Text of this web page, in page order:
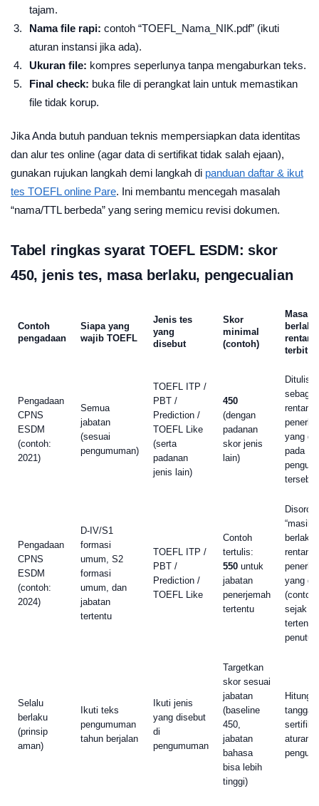
tajam.
Nama file rapi: contoh “TOEFL_Nama_NIK.pdf” (ikuti
aturan instansi jika ada).
Ukuran file: kompres seperlunya tanpa mengaburkan teks.
Final check: buka file di perangkat lain untuk memastikan
file tidak korup.
Jika Anda butuh panduan teknis mempersiapkan data identitas
dan alur tes online (agar data di sertifikat tidak salah ejaan),
gunakan rujukan langkah demi langkah di panduan daftar & ikut
tes TOEFL online Pare. Ini membantu mencegah masalah
“nama/TTL berbeda” yang sering memicu revisi dokumen.
Tabel ringkas syarat TOEFL ESDM: skor
450, jenis tes, masa berlaku, pengecualian
Contoh
pengadaan
Siapa yang
wajib TOEFL
Jenis tes
yang
disebut
Skor
minimal
(contoh)
Masa
rentang
terbit
Pengadaan
CPNS
ESDM
(contoh:
2021)
Semua
jabatan
(sesuai
pengumuman)
TOEFL ITP /
PBT /
Prediction /
TOEFL Like
(serta
padanan
jenis lain)
450
(dengan
padanan
skor jenis
lain)
Ditulis
sebagai
rentang
yang
pada
tersebut
Pengadaan
CPNS
ESDM
(contoh:
2024)
D-IV/S1
formasi
umum, S2
formasi
umum, dan
jabatan
tertentu
TOEFL ITP /
PBT /
Prediction /
TOEFL Like
Contoh
tertulis:
550 untuk
jabatan
penerjemah
tertentu
Disorot
“masih
rentang
yang
(contoh:
sejak
tertentu
Selalu
berlaku
(prinsip
aman)
Ikuti teks
pengumuman
tahun berjalan
Ikuti jenis
yang disebut
di
pengumuman
Targetkan
skor sesuai
jabatan
(baseline
450,
jabatan
bahasa
bisa lebih
tinggi)
Hitung
tanggal
aturan